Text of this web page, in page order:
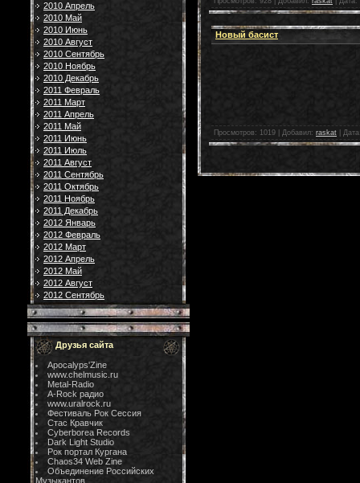
2010 Апрель
2010 Май
2010 Июнь
2010 Август
2010 Сентябрь
2010 Ноябрь
2010 Декабрь
2011 Февраль
2011 Март
2011 Апрель
2011 Май
2011 Июнь
2011 Июль
2011 Август
2011 Сентябрь
2011 Октябрь
2011 Ноябрь
2011 Декабрь
2012 Январь
2012 Февраль
2012 Март
2012 Апрель
2012 Май
2012 Август
2012 Сентябрь
Друзья сайта
Apocalyps'Zine
www.chelmusic.ru
Metal-Radio
A-Rock радио
www.uralrock.ru
Фестиваль Рок Сессия
Стас Кравчик
Cyberborea Records
Dark Light Studio
Рок портал Кургана
Chaos34 Web Zine
Объединение Российских
Музыкантов
Новый басист
Просмотров: 1019 Добавил: raskat